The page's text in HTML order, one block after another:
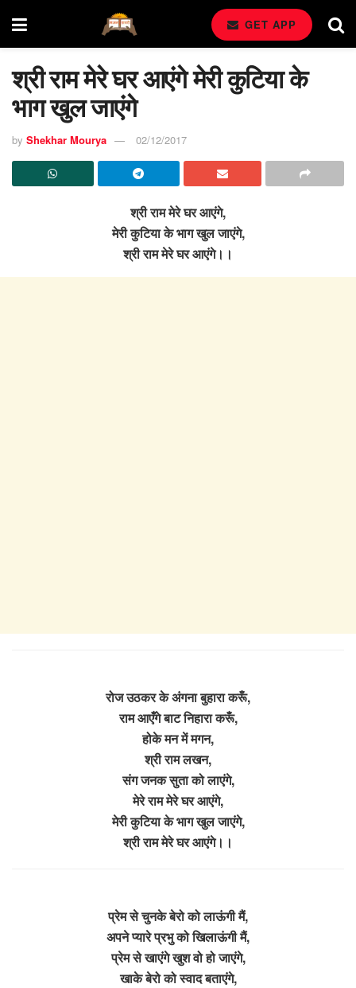
GET APP
श्री राम मेरे घर आएंगे मेरी कुटिया के
भाग खुल जाएंगे
by Shekhar Mourya 02/12/2017
श्री राम मेरे घर आएंगे,
मेरी कुटिया के भाग खुल जाएंगे,
श्री राम मेरे घर आएंगे।।
रोज उठकर के अंगना बुहारा करूँ,
राम आएँगे बाट निहारा करूँ,
होके मन में मगन,
श्री राम लखन,
संग जनक सुता को लाएंगे,
मेरे राम मेरे घर आएंगे,
मेरी कुटिया के भाग खुल जाएंगे,
श्री राम मेरे घर आएंगे।।
प्रेम से चुनके बेरो को लाऊंगी मैं,
अपने प्यारे प्रभु को खिलाऊंगी मैं,
प्रेम से खाएंगे खुश वो हो जाएंगे,
खाके बेरो को स्वाद बताएंगे,